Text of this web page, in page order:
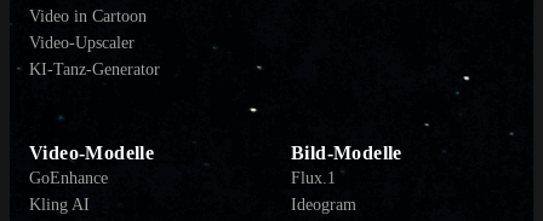
Video in Cartoon
Video-Upscaler
KI-Tanz-Generator
Video-Modelle
GoEnhance
Kling AI
Bild-Modelle
Flux.1
Ideogram